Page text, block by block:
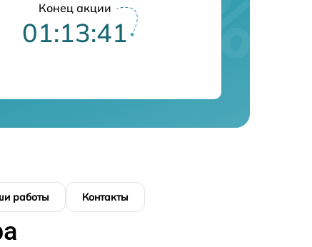
Конец акции
01:13:40
работы Контакты